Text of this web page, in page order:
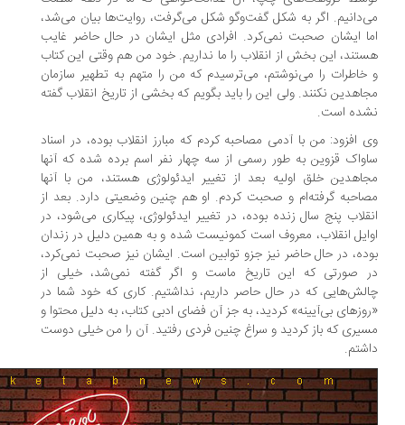
اگر به شکل گفت‌وگو شکل می‌گرفت، روایت‌ها بیان می‌شد،
ایشان صحبت نمی‌کرد. افرادی مثل ایشان در حال حاضر غایب
این بخش از انقلاب را ما نداریم. خود من هم وقتی این کتاب
را می‌نوشتم، می‌ترسیدم که من را متهم به تطهیر سازمان
نکنند. ولی این را باید بگویم که بخشی از تاریخ انقلاب گفته
است.
افزود: من با آدمی مصاحبه کردم که مبارز انقلاب بوده، در اسناد
قزوین به طور رسمی از سه چهار نفر اسم برده شده که آنها
خلق اولیه بعد از تغییر ایدئولوژی هستند، من با آنها
گرفته‌ام و صحبت کردم. او هم چنین وضعیتی دارد. بعد از
پنج سال زنده بوده، در تغییر ایدئولوژی، پیکاری می‌شود، در
انقلاب، معروف است کمونیست شده و به همین دلیل در زندان
در حال حاضر نیز جزو توابین است. ایشان نیز صحبت نمی‌کرد،
صورتی که این تاریخ ماست و اگر گفته نمی‌شد، خیلی از
که در حال حاصر داریم، نداشتیم. کاری که خود شما در
بی‌آیینه» کردید، به جز آن فضای ادبی‌ کتاب، به دلیل محتوا و
که باز کردید و سراغ چنین فردی رفتید. آن را من خیلی دوست